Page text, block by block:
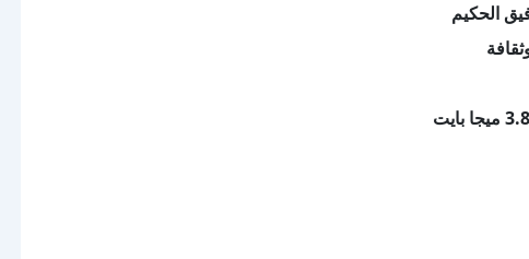
الحكيم